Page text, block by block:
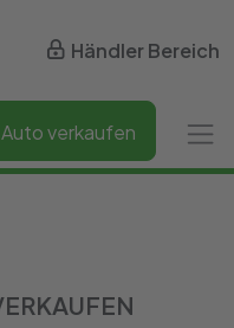
Händler Bereich
Auto verkaufen